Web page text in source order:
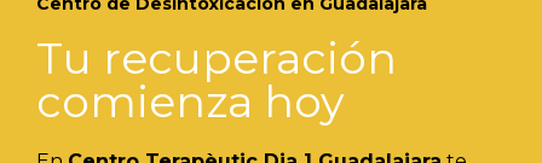
Tu recuperación
comienza hoy